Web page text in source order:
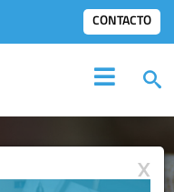
CONTACTO
X